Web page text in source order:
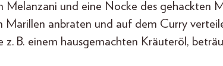
Melanzani und eine Nocke des gehackten
Marillen anbraten und auf dem Curry
z. B. einem hausgemachten Kräuteröl,